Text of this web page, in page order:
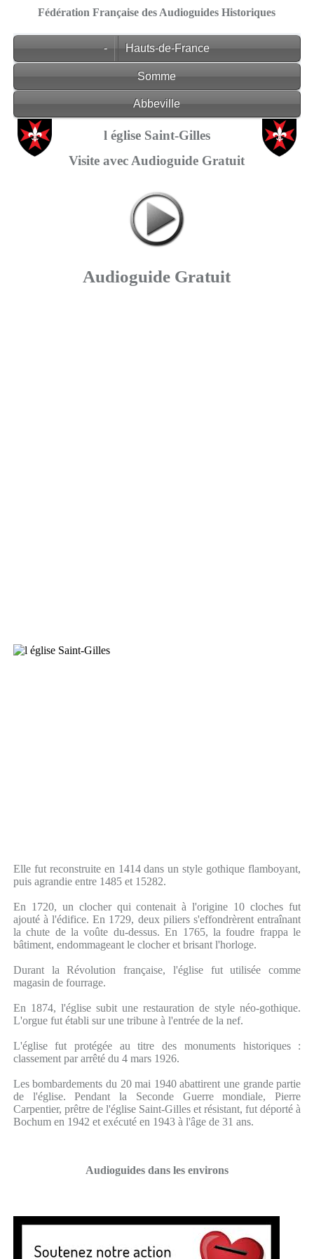
Fédération Française des Audioguides Historiques
- Hauts-de-France
Somme
Abbeville
l église Saint-Gilles
Visite avec Audioguide Gratuit
Audioguide Gratuit
Elle fut reconstruite en 1414 dans un style gothique flamboyant,
puis agrandie entre 1485 et 15282.
En 1720, un clocher qui contenait à l'origine 10 cloches fut
ajouté à l'édifice. En 1729, deux piliers s'effondrèrent entraînant
la chute de la voûte du-dessus. En 1765, la foudre frappa le
bâtiment, endommageant le clocher et brisant l'horloge.
Durant la Révolution française, l'église fut utilisée comme
magasin de fourrage.
En 1874, l'église subit une restauration de style néo-gothique.
L'orgue fut établi sur une tribune à l'entrée de la nef.
L'église fut protégée au titre des monuments historiques :
classement par arrêté du 4 mars 1926.
Les bombardements du 20 mai 1940 abattirent une grande partie
de l'église. Pendant la Seconde Guerre mondiale, Pierre
Carpentier, prêtre de l'église Saint-Gilles et résistant, fut déporté à
Bochum en 1942 et exécuté en 1943 à l'âge de 31 ans.
Audioguides dans les environs